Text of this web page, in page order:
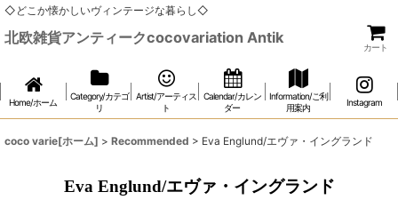
◇どこか懐かしいヴィンテージな暮らし◇
北欧雑貨アンティークcocovariation Antik
カート
Home/ホーム
Category/カテゴ
リ
Artist/アーティス
ト
Calendar/カレン
ダー
Information/ご利
用案内
Instagram
coco varie[ホーム] > Recommended > Eva Englund/エヴァ・イングランド
Eva Englund/エヴァ・イングランド